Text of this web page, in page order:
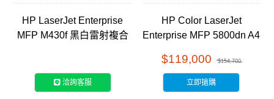
HP LaserJet Enterprise
MFP M430f 黑白雷射複合
洽詢客服
HP Color LaserJet
Enterprise MFP 5800dn A4
(6QN29A)
$119,000 $154,700
立即搶購